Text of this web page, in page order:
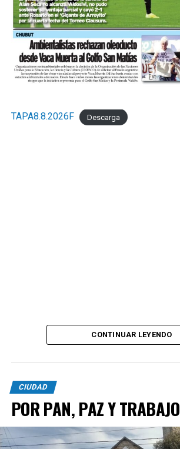
TAPA8.8.2026F Descarga
CONTINUAR LEYENDO
CIUDAD
POR PAN, PAZ Y TRABAJO